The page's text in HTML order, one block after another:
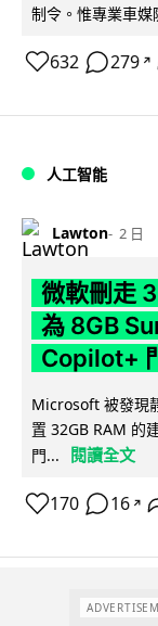
制令。惟專業車媒
632 279 ↗
人工智能
Lawton 2 日
微軟刪走
為 8GB
Copilot+
Microsoft 被發現
置 32GB RAM 的
門...
閱讀全文
170 16 ↗